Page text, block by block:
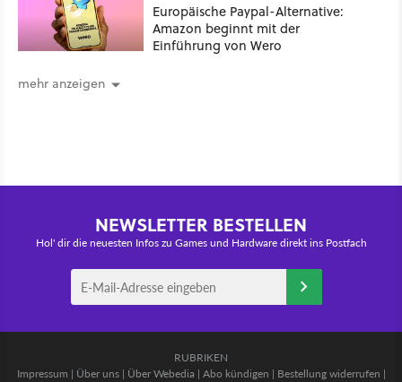
Europäische Paypal-Alternative:
Amazon beginnt mit der
Einführung von Wero
mehr anzeigen
NEWSLETTER BESTELLEN
Hol' dir die neuesten Infos zu Games und Hardware direkt ins Postfach
RUBRIKEN
Impressum | Über uns| Über Webedia | Abo kündigen | Bestellung widerrufen |